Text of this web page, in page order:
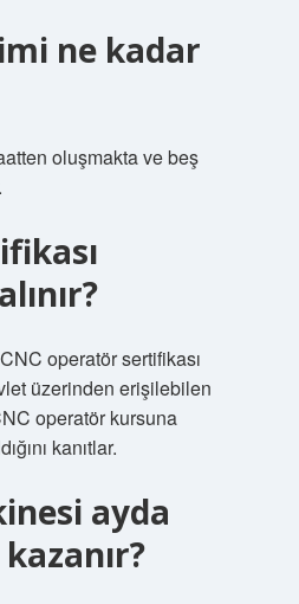
ne kadar
oluşmakta ve beş
operatör sertifikası
üzerinden erişilebilen
operatör kursuna
kanıtlar.
ayda